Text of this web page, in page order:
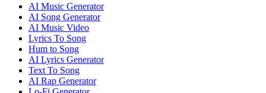
AI Music Generator
AI Song Generator
AI Music Video
Lyrics To Song
Hum to Song
AI Lyrics Generator
Text To Song
AI Rap Generator